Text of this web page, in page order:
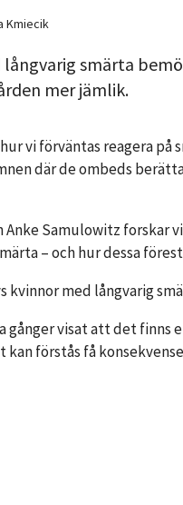
Kmiecik
långvarig smärta
mer jämlik.
hur vi förväntas reagera
där de ombeds
Samulowitz forskar
– och hur dessa
med långvarig
gånger visat att det finns
kan förstås få